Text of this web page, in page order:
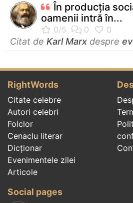
În producţia
oamenii intră în...
Citat de Karl Marx despre
RightWords
Citate celebre
Autori celebri
Folclor
Cenaclu literar
Dicționar
Evenimentele zilei
Articole
Social pages